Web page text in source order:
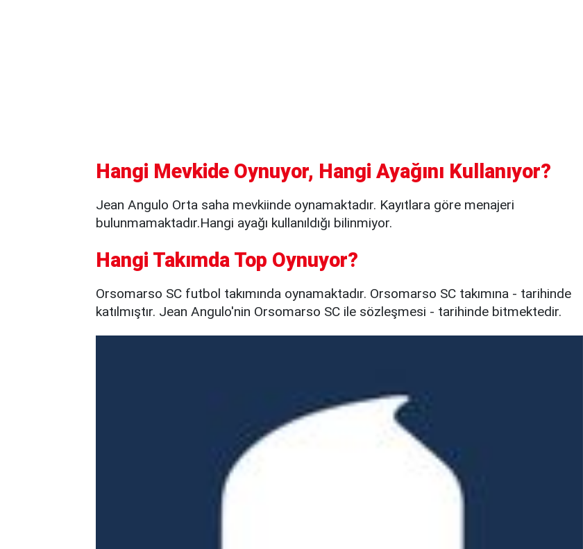
Hangi Mevkide Oynuyor, Hangi Ayağını Kullanıyor?
Jean Angulo Orta saha mevkiinde oynamaktadır. Kayıtlara göre menajeri
bulunmamaktadır.Hangi ayağı kullanıldığı bilinmiyor.
Hangi Takımda Top Oynuyor?
Orsomarso SC futbol takımında oynamaktadır. Orsomarso SC takımına - tarihinde
katılmıştır. Jean Angulo'nin Orsomarso SC ile sözleşmesi - tarihinde bitmektedir.